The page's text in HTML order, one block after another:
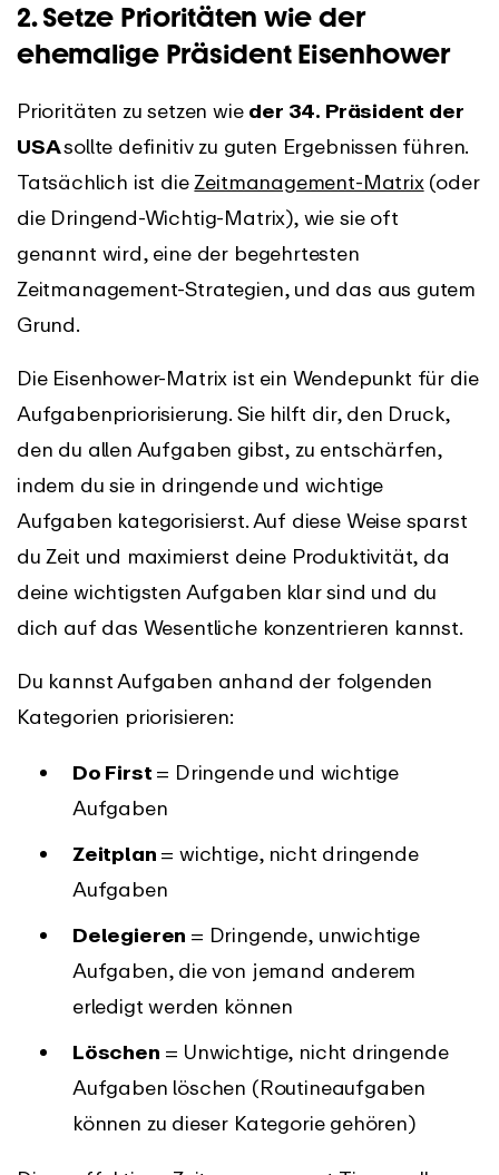
2. Setze Prioritäten wie der
ehemalige Präsident Eisenhower
Prioritäten zu setzen wie der 34. Präsident der
USAsollte definitiv zu guten Ergebnissen führen.
Tatsächlich ist die Zeitmanagement-Matrix (oder
die Dringend-Wichtig-Matrix), wie sie oft
genannt wird, eine der begehrtesten
Zeitmanagement-Strategien, und das aus gutem
Grund.
Die Eisenhower-Matrix ist ein Wendepunkt für die
Aufgabenpriorisierung. Sie hilft dir, den Druck,
den du allen Aufgaben gibst, zu entschärfen,
indem du sie in dringende und wichtige
Aufgaben kategorisierst. Auf diese Weise sparst
du Zeit und maximierst deine Produktivität, da
deine wichtigsten Aufgaben klar sind und du
dich auf das Wesentliche konzentrieren kannst.
Du kannst Aufgaben anhand der folgenden
Kategorien priorisieren:
Do First = Dringende und wichtige
Aufgaben
Zeitplan = wichtige, nicht dringende
Aufgaben
Delegieren = Dringende, unwichtige
Aufgaben, die von jemand anderem
erledigt werden können
Löschen = Unwichtige, nicht dringende
Aufgaben löschen (Routineaufgaben
können zu dieser Kategorie gehören)